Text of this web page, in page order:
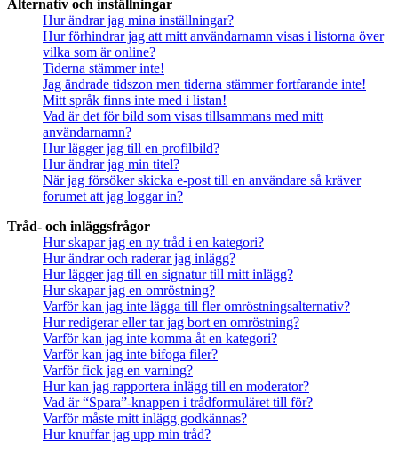
Alternativ och inställningar
Hur ändrar jag mina inställningar?
Hur förhindrar jag att mitt användarnamn visas i listorna över
vilka som är online?
Tiderna stämmer inte!
Jag ändrade tidszon men tiderna stämmer fortfarande inte!
Mitt språk finns inte med i listan!
Vad är det för bild som visas tillsammans med mitt
användarnamn?
Hur lägger jag till en profilbild?
Hur ändrar jag min titel?
När jag försöker skicka e-post till en användare så kräver
forumet att jag loggar in?
Tråd- och inläggsfrågor
Hur skapar jag en ny tråd i en kategori?
Hur ändrar och raderar jag inlägg?
Hur lägger jag till en signatur till mitt inlägg?
Hur skapar jag en omröstning?
Varför kan jag inte lägga till fler omröstningsalternativ?
Hur redigerar eller tar jag bort en omröstning?
Varför kan jag inte komma åt en kategori?
Varför kan jag inte bifoga filer?
Varför fick jag en varning?
Hur kan jag rapportera inlägg till en moderator?
Vad är “Spara”-knappen i trådformuläret till för?
Varför måste mitt inlägg godkännas?
Hur knuffar jag upp min tråd?